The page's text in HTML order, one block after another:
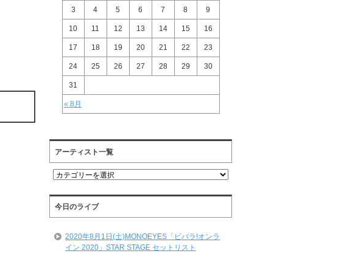
« 8月
3 4 5 6 7 8 9
10 11 12 13 14 15 16
17 18 19 20 21 22 23
24 25 26 27 28 29 30
31
アーティスト一覧
ア
テ
ィ
ス
一
今日のライブ
2020年8月1日(土)MONOEYES「ビバラ!オンラ
イン 2020」STAR STAGE セットリスト